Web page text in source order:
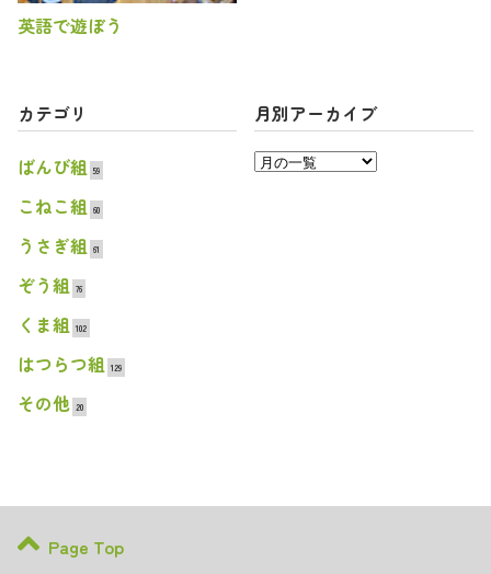
英語で遊ぼう
カテゴリ
ばんび組 59
こねこ組 60
うさぎ組 61
ぞう組 76
くま組 102
はつらつ組 129
その他 20
月別アーカイブ
Page Top